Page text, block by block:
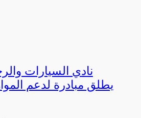
نادي السيارات
يطلق مبادرة لدعم